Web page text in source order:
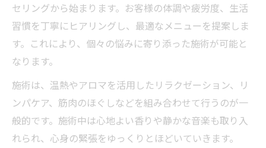
セリングから始まります。お客様の体調や疲労度、生活
習慣を丁寧にヒアリングし、最適なメニューを提案しま
す。これにより、個々の悩みに寄り添った施術が可能と
なります。
施術は、温熱やアロマを活用したリラクゼーション、リ
ンパケア、筋肉のほぐしなどを組み合わせて行うのが一
般的です。施術中は心地よい香りや静かな音楽も取り入
れられ、心身の緊張をゆっくりとほどいていきます。